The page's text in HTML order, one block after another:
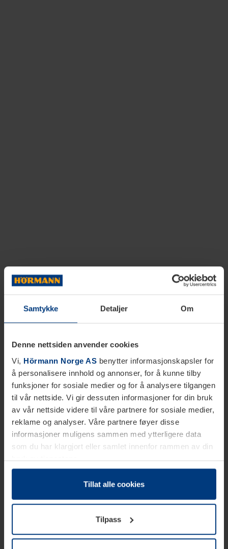
Samtykke Detaljer Om
Denne nettsiden anvender cookies
Vi, Hörmann Norge AS benytter informasjonskapsler for
å personalisere innhold og annonser, for å kunne tilby
funksjoner for sosiale medier og for å analysere tilgangen
til vår nettside. Vi gir dessuten informasjoner for din bruk
av vår nettside videre til våre partnere for sosiale medier,
reklame og analyser. Våre partnere føyer disse
informasjoner muligens sammen med ytterligere data
som du har klargjort eller samlet innenfor rammen av din
bruk av tjenestene.
Etter loven kan vi lagre informasjonskapsler på din
datamaskin, hvis disse er absolutt nødvendig for drift av
trenger vi din tillatelse. Du kan når som helst endre eller
tilbakekalle ditt samtykke i forklaringen av
informasjonskapselen på sidenPersonvernerklæringpå
Tillat alle cookies
Tilpass